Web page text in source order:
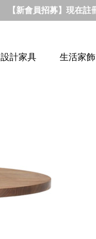
【新會員招募】現在註
設計家具 生活家飾